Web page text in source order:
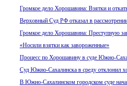
Громкое дело Хорошавина: Взятки и
Верховный Суд РФ отказал в
Громкое дело Хорошавина: Преступную
«Носили взятки как завороженные»
Процесс по Хорошавину в суде Южно-
Суд Южно-Сахалинска в среду отклонил
В Южно-Сахалинском городском суде